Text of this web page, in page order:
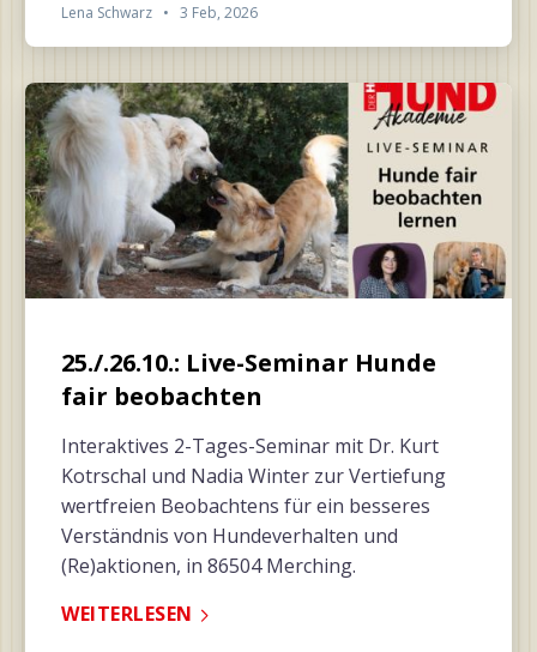
Lena Schwarz • 3 Feb, 2026
25./.26.10.: Live-Seminar Hunde
fair beobachten
Interaktives 2-Tages-Seminar mit Dr. Kurt
Kotrschal und Nadia Winter zur Vertiefung
wertfreien Beobachtens für ein besseres
Verständnis von Hundeverhalten und
(Re)aktionen, in 86504 Merching.
WEITERLESEN